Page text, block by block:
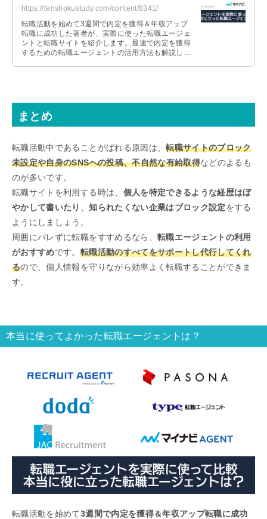
https://tenshokustudy.com/content/8341/
転職活動を始めて3週間で内定を獲得＆年収アップ
転職に成功した著者が、実際に使った転職エージェ
ントと転職サイトを紹介します。最速で内定を獲得
するための転職エージェントの活用方法も解説しま
まとめ
転職活動中であることがばれる原因は、転職サイトのブロック
未設定や自身のSNSへの投稿、不自然な有給取得などのよるも
のが多いです。
転職サイトを利用する時は、 個人を特定できるような経歴はぼ
やかして書いたり
、知られたくない企業はブロック設定をする
ようにしましょう。
周囲にバレずに転職をすすめるなら、 転職エージェントの利用
がおすすめです。 転職活動のすべてをサポートし代行してくれ
るので、個人情報を守りながら効率よく転職することができま
す。
本当に使ってよかった転職エージェントは？
転職活動を始めて3週間で内定を獲得＆年収アップ転職に成功